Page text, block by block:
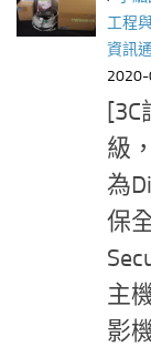
工程
資訊
級
為
保
主
影